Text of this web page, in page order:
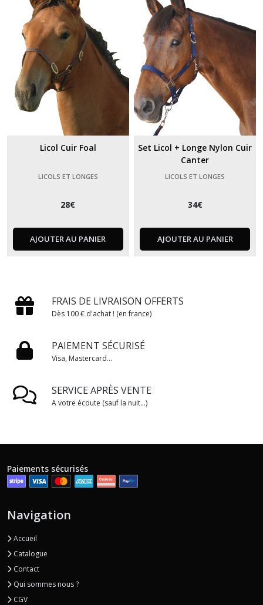
Licol Cuir Foal
LICOLS ET LONGES
28€
AJOUTER AU PANIER
Set Licol + Longe Nylon Cuir
Canter
LICOLS ET LONGES
34€
AJOUTER AU PANIER
FRAIS DE LIVRAISON OFFERTS
Dès 100 € d'achat ! (en france)
PAIEMENT SÉCURISÉ
Visa, Mastercard...
SERVICE APRÈS VENTE
A votre écoute (sauf la nuit...)
Paiements sécurisés
Navigation
Accueil
Catalogue
Contact
Qui sommes nous ?
CGV